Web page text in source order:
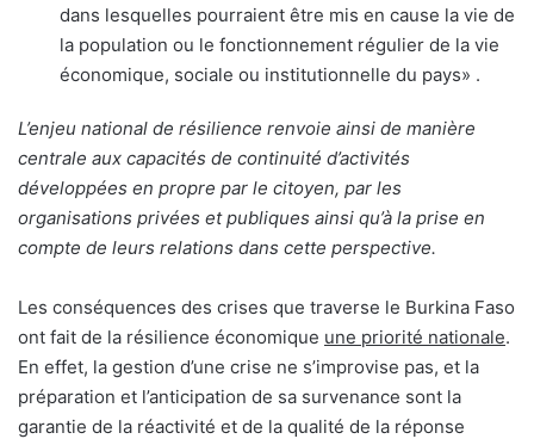
dans lesquelles pourraient être mis en cause la vie de
la population ou le fonctionnement régulier de la vie
économique, sociale ou institutionnelle du pays» .
L’enjeu national de résilience renvoie ainsi de manière
centrale aux capacités de continuité d’activités
développées en propre par le citoyen, par les
organisations privées et publiques ainsi qu’à la prise en
compte de leurs relations dans cette perspective.
Les conséquences des crises que traverse le Burkina Faso
ont fait de la résilience économique une priorité nationale.
En effet, la gestion d’une crise ne s’improvise pas, et la
préparation et l’anticipation de sa survenance sont la
garantie de la réactivité et de la qualité de la réponse